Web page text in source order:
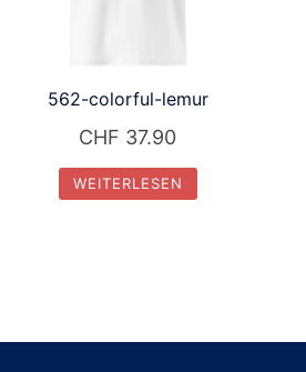
562-colorful-lemur
CHF 37.90
WEITERLESEN